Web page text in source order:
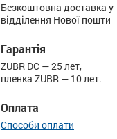
Безкоштовна доставка у
відділення Нової пошти
Гарантія
ZUBR DC — 25 лет,
пленка ZUBR — 10 лет.
Оплата
Способи оплати